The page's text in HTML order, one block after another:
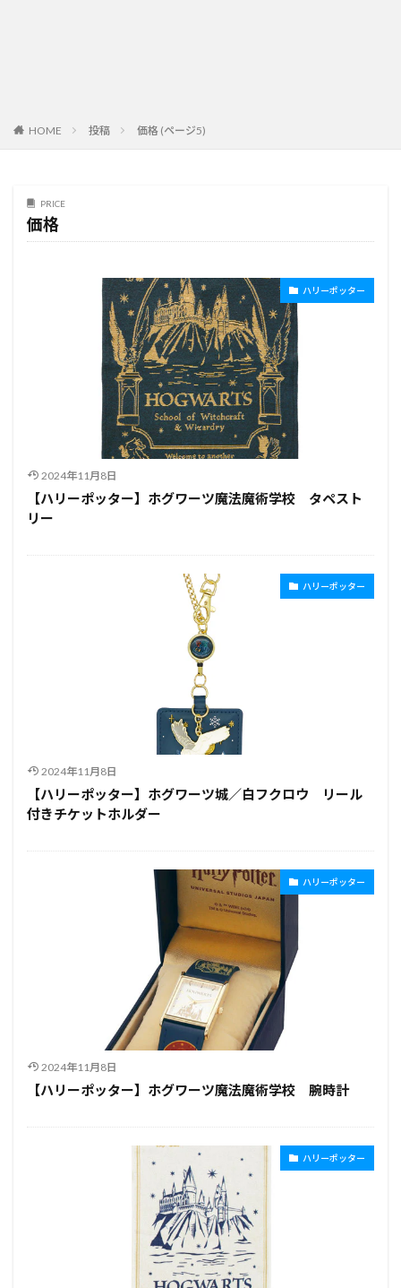
HOME 投稿 価格 (ページ5)
PRICE
価格
ハリーポッター
2024年11月8日
【ハリーポッター】ホグワーツ魔法魔術学校 タペスト
リー
ハリーポッター
2024年11月8日
【ハリーポッター】ホグワーツ城／白フクロウ リール
付きチケットホルダー
ハリーポッター
2024年11月8日
【ハリーポッター】ホグワーツ魔法魔術学校 腕時計
ハリーポッター